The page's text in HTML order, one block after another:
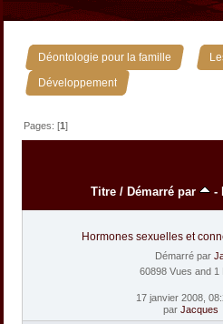
Déontologie pour la famille »
Développement
Pages: [1]
Titre / Démarré par -
Hormones sexuelles et
Démarré par
60898 Vues and 1
17 janvier 2008,
par Jacques